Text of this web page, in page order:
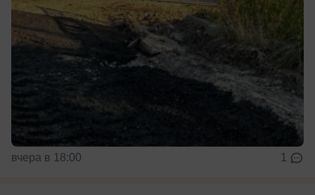
вчера в 18:00 1